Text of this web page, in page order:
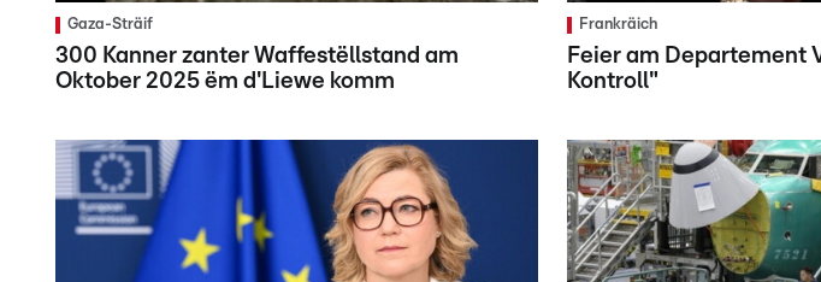
Gaza-Sträif
300 Kanner zanter Waffestëllstand am
Oktober 2025 ëm d'Liewe komm
Frankräich
Feier am Departement
Kontroll"